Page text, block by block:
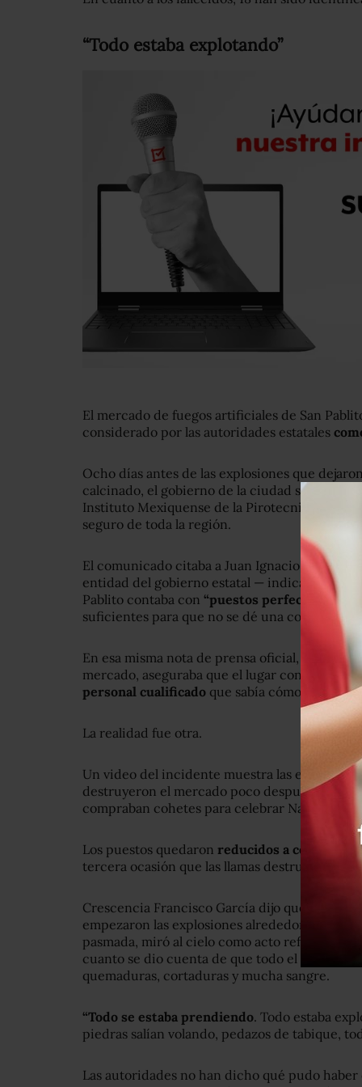
“Todo estaba explotando”
El mercado de fuegos artificiales de San
considerado por las autoridades estatales
Ocho días antes de las explosiones que
calcinado, el gobierno de la ciudad se
Instituto Mexiquense de la Pirotecnia había
seguro de toda la región.
El comunicado citaba a Juan Ignacio
entidad del gobierno estatal — indicando que
Pablito contaba con “puestos perfectamente
suficientes para que no se dé una
En esa misma nota de prensa oficial, Germán
mercado, aseguraba que el lugar contaba
personal cualificado que sabía cómo actuar
La realidad fue otra.
Un video del incidente muestra las
destruyeron el mercado poco después del
compraban cohetes para celebrar Navidad y
Los puestos quedaron reducidos a cenizas,
tercera ocasión que las llamas destruyen el
Crescencia Francisco García dijo que estaba
empezaron las explosiones alrededor de las
pasmada, miró al cielo como acto reflejo y
cuanto se dio cuenta de que todo el mundo
quemaduras, cortaduras y mucha sangre.
“Todo se estaba prendiendo. Todo estaba
piedras salían volando, pedazos de tabique,
Las autoridades no han dicho qué pudo